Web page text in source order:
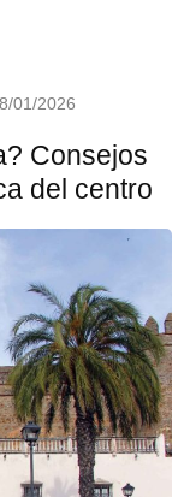
01/2026
Consejos
del centro